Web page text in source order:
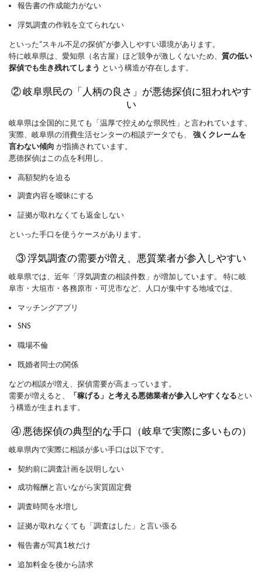
報告書の作成能力がない
浮気調査の作戦を立てられない
といった“スキル不足の探偵”が参入しやすい環境があります。
特に岐阜県は、愛知県（名古屋）ほど競争が激しくないため、 質の低い
探偵でも生き残れてしまう という構造が存在します。
② 岐阜県民の「人柄の良さ」が悪徳探偵に狙われやす
い
岐阜県は全国的に見ても「温厚で控えめな県民性」と言われています。
実際、岐阜県の消費生活センターの相談データでも、 強くクレームを
言わない傾向 が指摘されています。
悪徳探偵はこの点を利用し、
高額契約を迫る
調査内容を曖昧にする
証拠が取れなくても返金しない
といった手口を使うケースがあります。
③ 浮気調査の需要が増え、悪質業者が参入しやすい
岐阜県では、近年「浮気調査の相談件数」が増加しています。 特に岐
阜市・大垣市・各務原市・可児市など、人口が集中する地域では、
マッチングアプリ
SNS
職場不倫
既婚者同士の関係
などの相談が増え、探偵需要が高まっています。
需要が増えると、
「稼げる」と考える悪徳業者が参入しやすくなるとい
う構造が生まれます。
④ 悪徳探偵の典型的な手口（岐阜で実際に多いもの）
岐阜県内で実際に相談が多い手口は以下です。
契約前に調査計画を説明しない
成功報酬と言いながら実質固定費
調査時間を水増し
証拠が取れなくても「調査はした」と言い張る
報告書が写真1枚だけ
追加料金を後から請求